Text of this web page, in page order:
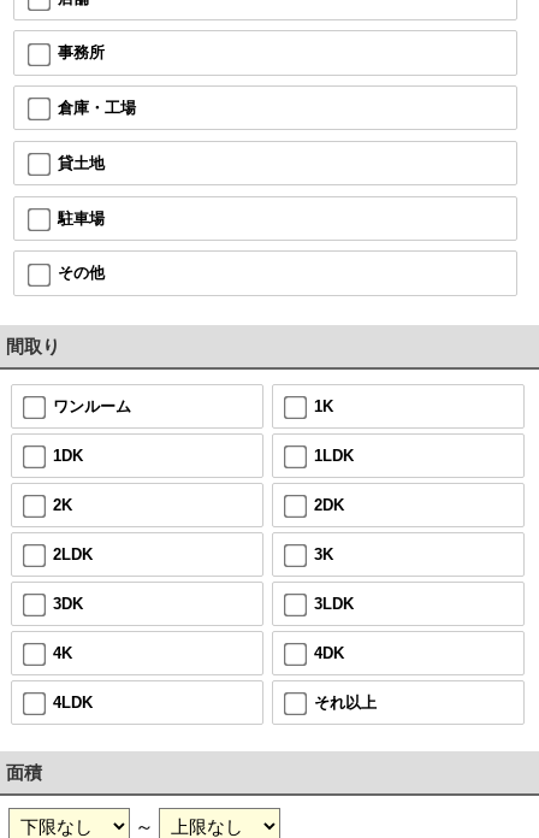
事務所
倉庫・工場
貸土地
駐車場
その他
間取り
ワンルーム 1K
1DK 1LDK
2K 2DK
2LDK 3K
3DK 3LDK
4K 4DK
4LDK それ以上
面積
～